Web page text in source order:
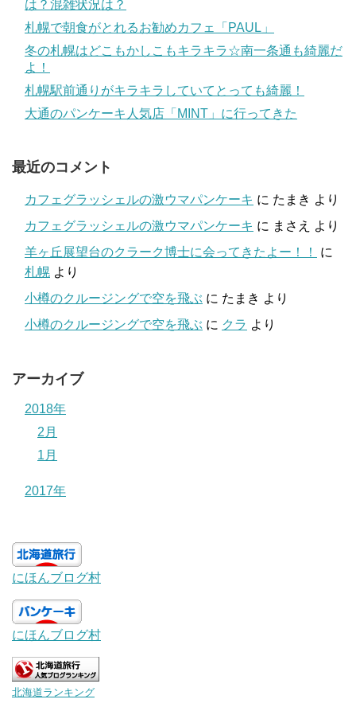
は？混雑状況は？
札幌で朝食がとれるお勧めカフェ「PAUL」
冬の札幌はどこもかしこもキラキラ☆南一条通も綺麗だ
よ！
札幌駅前通りがキラキラしていてとっても綺麗！
大通のパンケーキ人気店「MINT」に行ってきた
最近のコメント
カフェグラッシェルの激ウマパンケーキ に たまき より
カフェグラッシェルの激ウマパンケーキ に まさえ
より
羊ヶ丘展望台のクラーク博士に会ってきたよー！！
に
札幌 より
小樽のクルージングで空を飛ぶ に たまき より
小樽のクルージングで空を飛ぶ に クラ より
アーカイブ
2018年
2月
1月
2017年
にほんブログ村
にほんブログ村
北海道ランキング